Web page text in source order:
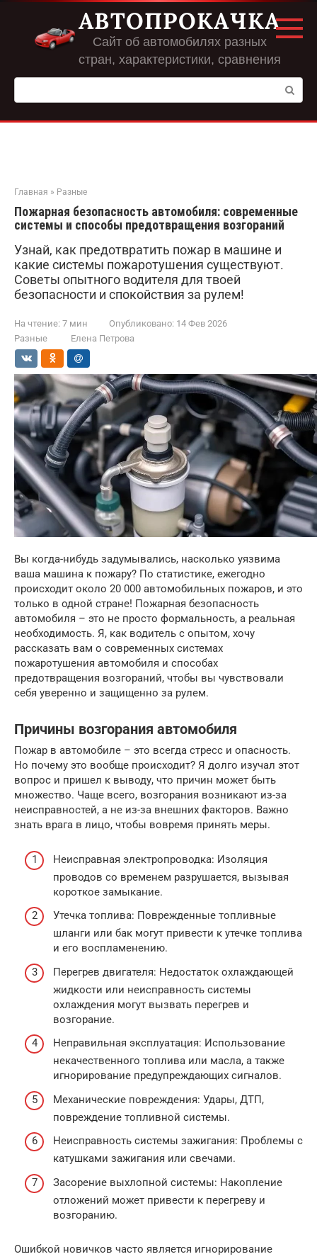
Перейти
контенту
АВТОПРОКАЧКА
Сайт об автомобилях разных
стран, характеристики, сравнения
Поиск:
Главная » Разные
Пожарная безопасность автомобиля: современные
системы и способы предотвращения возгораний
Узнай, как предотвратить пожар в машине и
какие системы пожаротушения существуют.
Советы опытного водителя для твоей
безопасности и спокойствия за рулем!
На чтение: 7 мин Опубликовано: 14 Фев 2026
Разные
Елена Петрова
Вы когда-нибудь задумывались, насколько уязвима
ваша машина к пожару? По статистике, ежегодно
происходит около 20 000 автомобильных пожаров, и это
только в одной стране! Пожарная безопасность
автомобиля – это не просто формальность, а реальная
необходимость. Я, как водитель с опытом, хочу
рассказать вам о современных системах
пожаротушения автомобиля и способах
предотвращения возгораний, чтобы вы чувствовали
себя уверенно и защищенно за рулем.
Причины возгорания автомобиля
Пожар в автомобиле – это всегда стресс и опасность.
Но почему это вообще происходит? Я долго изучал этот
вопрос и пришел к выводу, что причин может быть
множество. Чаще всего, возгорания возникают из-за
неисправностей, а не из-за внешних факторов. Важно
знать врага в лицо, чтобы вовремя принять меры.
Неисправная электропроводка: Изоляция
проводов со временем разрушается, вызывая
короткое замыкание.
Утечка топлива: Поврежденные топливные
шланги или бак могут привести к утечке топлива
и его воспламенению.
Перегрев двигателя: Недостаток охлаждающей
жидкости или неисправность системы
охлаждения могут вызвать перегрев и
возгорание.
Неправильная эксплуатация: Использование
некачественного топлива или масла, а также
игнорирование предупреждающих сигналов.
Механические повреждения: Удары, ДТП,
повреждение топливной системы.
Неисправность системы зажигания: Проблемы с
катушками зажигания или свечами.
Засорение выхлопной системы: Накопление
отложений может привести к перегреву и
возгоранию.
Ошибкой новичков часто является игнорирование